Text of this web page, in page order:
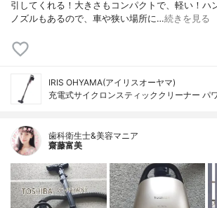
引してくれる！大きさもコンパクトで、軽い！ハ
ノズルもあるので、車や狭い場所に…続きを見る
IRIS OHYAMA(アイリスオーヤマ)
充電式サイクロンスティッククリーナー パ
歯科衛生士&美容マニア
齋藤富美